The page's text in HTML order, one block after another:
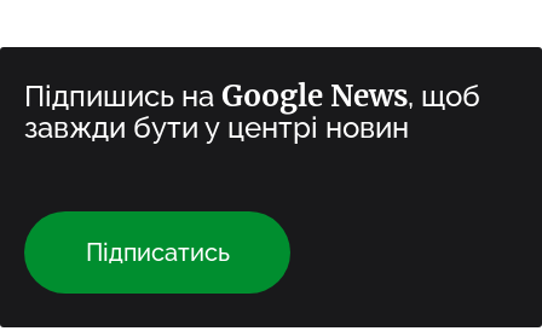
Підпишись на Google News, щоб
завжди бути у центрі новин
Підписатись